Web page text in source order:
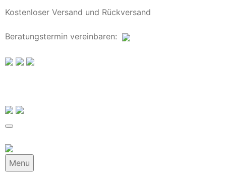
Kostenloser Versand und Rückversand
Beratungstermin vereinbaren:
Menu